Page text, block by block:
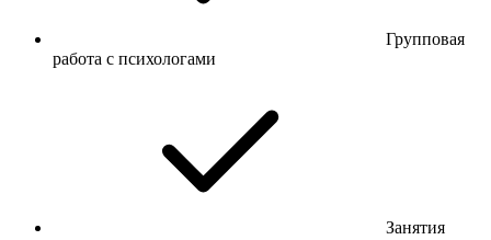
Групповая
работа с психологами
Занятия